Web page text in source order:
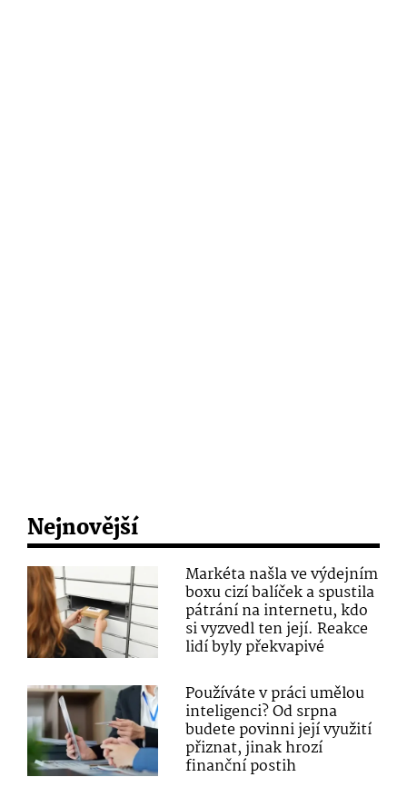
Nejnovější
Markéta našla ve výdejním
boxu cizí balíček a spustila
pátrání na internetu, kdo
si vyzvedl ten její. Reakce
lidí byly překvapivé
Používáte v práci umělou
inteligenci? Od srpna
budete povinni její využití
přiznat, jinak hrozí
finanční postih